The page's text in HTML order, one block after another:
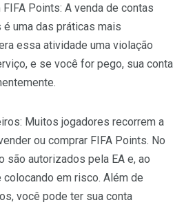
Points: A venda de contas
uma das práticas mais
essa atividade uma violação
e se você for pego, sua conta
Muitos jogadores recorrem a
ou comprar FIFA Points. No
são autorizados pela EA e, ao
em risco. Além de
você pode ter sua conta